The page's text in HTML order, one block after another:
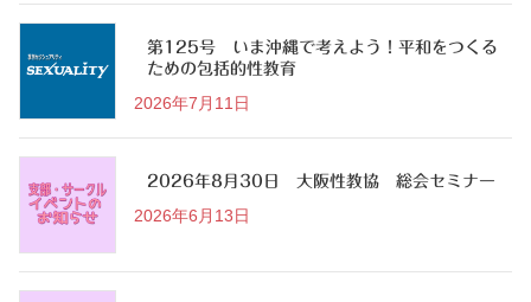
第125号 いま沖縄で考えよう！平和をつくる
ための包括的性教育
2026年7月11日
2026年8月30日 大阪性教協 総会セミナー
2026年6月13日